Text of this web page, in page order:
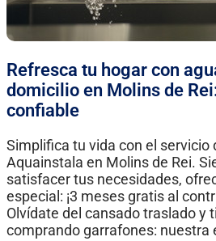
Refresca tu hogar con
domicilio en Molins de
confiable
Simplifica tu vida con el servicio
Aquainstala en Molins de Rei.
satisfacer tus necesidades,
especial: ¡3 meses gratis al
Olvídate del cansado traslado y
comprando garrafones: nuestra